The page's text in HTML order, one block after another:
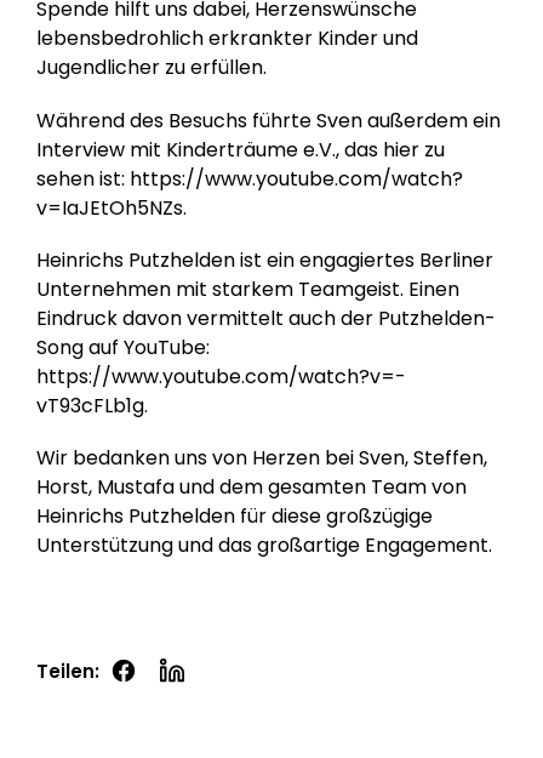
Spende hilft uns dabei, Herzenswünsche
lebensbedrohlich erkrankter Kinder und
Jugendlicher zu erfüllen.
Während des Besuchs führte Sven außerdem ein
Interview mit Kinderträume e.V., das hier zu
sehen ist: https://www.youtube.com/watch?
v=IaJEtOh5NZs.
Heinrichs Putzhelden ist ein engagiertes Berliner
Unternehmen mit starkem Teamgeist. Einen
Eindruck davon vermittelt auch der Putzhelden-
Song auf YouTube:
https://www.youtube.com/watch?v=-
vT93cFLb1g.
Wir bedanken uns von Herzen bei Sven, Steffen,
Horst, Mustafa und dem gesamten Team von
Heinrichs Putzhelden für diese großzügige
Unterstützung und das großartige Engagement.
Teilen: